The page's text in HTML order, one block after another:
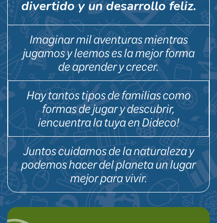
divertido y un desarrollo feliz.
Imaginar mil aventuras mientras
jugamos y leemos es la mejor forma
de aprender y crecer.
Hay tantos tipos de familias como
formas de jugar y descubrir,
¡encuentra la tuya en Dideco!
Juntos cuidamos de la naturaleza y
podemos hacer del planeta un lugar
mejor para vivir.